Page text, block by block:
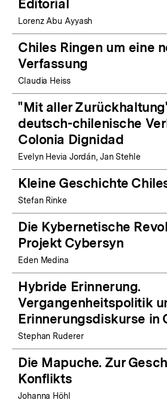
Editorial
Lorenz Abu Ayyash
Chiles Ringen um eine
Verfassung
Claudia Heiss
"Mit aller
deutsch-chilenische
Colonia Dignidad
Evelyn Hevia Jordán, Jan Stehle
Kleine Geschichte
Stefan Rinke
Die Kybernetische
Projekt Cybersyn
Eden Medina
Hybride Erinnerung.
Vergangenheitspolitik
Erinnerungsdiskurse in
Stephan Ruderer
Die Mapuche. Zur
Konflikts
Johanna Höhl